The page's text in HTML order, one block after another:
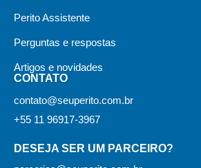
Perito Assistente
Perguntas e respostas
Artigos e novidades
CONTATO
contato@seuperito.com.br
+55 11 96917-3967
DESEJA SER UM PARCEIRO?